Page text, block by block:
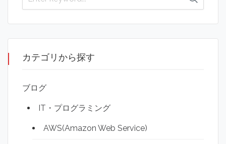
カテゴリから探す
ブログ
IT・プログラミング
AWS(Amazon Web Service)